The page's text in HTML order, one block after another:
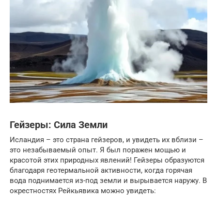
Гейзеры: Сила Земли
Исландия – это страна гейзеров, и увидеть их вблизи –
это незабываемый опыт. Я был поражен мощью и
красотой этих природных явлений! Гейзеры образуются
благодаря геотермальной активности, когда горячая
вода поднимается из-под земли и вырывается наружу. В
окрестностях Рейкьявика можно увидеть: